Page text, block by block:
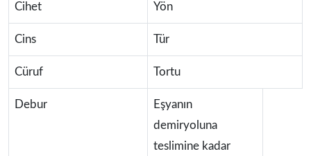
Cihet Yön
Cins Tür
Cüruf Tortu
Debur
Eşyanın
demiryoluna
teslimine kadar